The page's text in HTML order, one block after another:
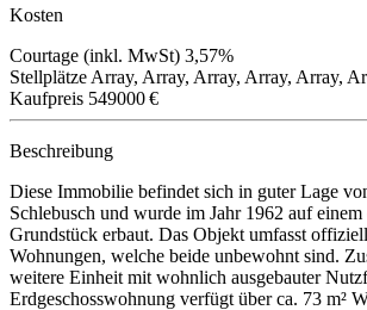
Kosten
Courtage (inkl. MwSt) 3,57%
Stellplätze Array, Array, Array, Array, Array,
Kaufpreis 549000 €
Beschreibung
Diese Immobilie befindet sich in guter Lage
Schlebusch und wurde im Jahr 1962 auf einem
Grundstück erbaut. Das Objekt umfasst
Wohnungen, welche beide unbewohnt sind.
weitere Einheit mit wohnlich ausgebauter
Erdgeschosswohnung verfügt über ca. 73 m²